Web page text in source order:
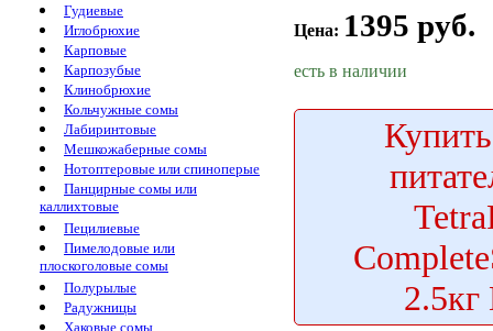
Гудиевые
Иглобрюхие
Карповые
Карпозубые
Клинобрюхие
Кольчужные сомы
Лабиринтовые
Мешкожаберные сомы
Нотоптеровые или спиноперые
Панцирные сомы или
каллихтовые
Пецилиевые
Пимелодовые или
плоскоголовые сомы
Полурылые
Радужницы
Хаковые сомы
Цена: 1395 руб.
есть в наличии
Купить